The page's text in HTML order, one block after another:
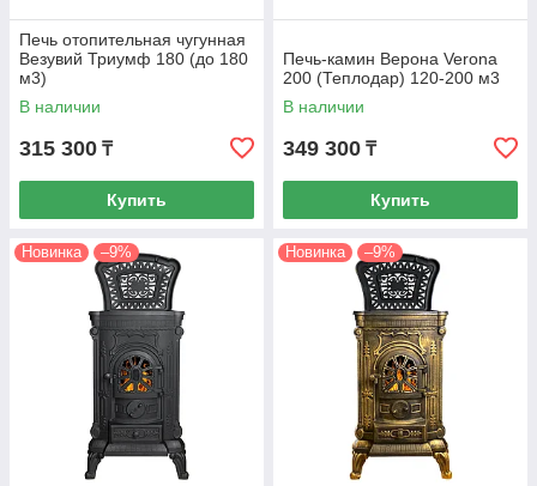
Печь отопительная чугунная
Везувий Триумф 180 (до 180
м3)
В наличии
315 300 ₸
Купить
Печь-камин Верона Verona
200 (Теплодар) 120-200 м3
В наличии
349 300 ₸
Купить
Новинка –9% Новинка –9%